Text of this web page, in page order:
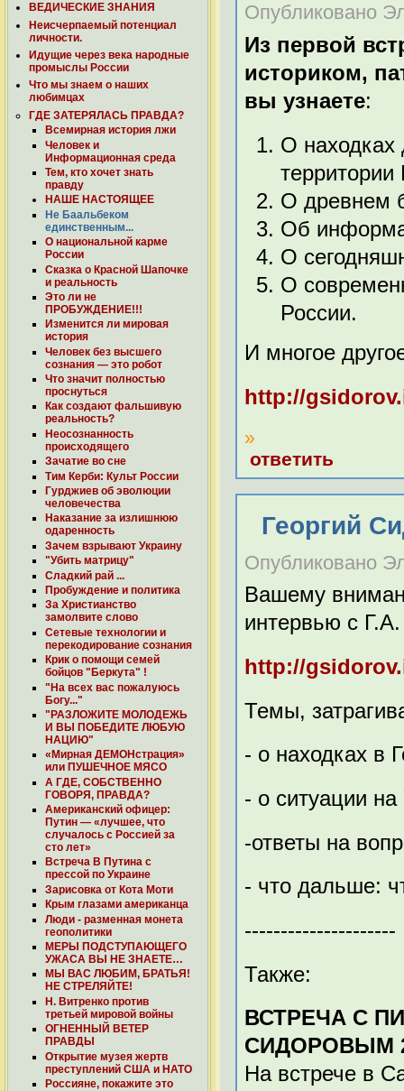
ВЕДИЧЕСКИЕ ЗНАНИЯ
Неисчерпаемый потенциал
личности.
Идущие через века народные
промыслы России
Что мы знаем о наших
любимцах
ГДЕ ЗАТЕРЯЛАСЬ ПРАВДА?
Всемирная история лжи
Человек и
Информационная среда
Тем, кто хочет знать
правду
НАШЕ НАСТОЯЩЕЕ
Не Баальбеком
единственным...
О национальной карме
России
Сказка о Красной Шапочке
и реальность
Это ли не
ПРОБУЖДЕНИЕ!!!
Изменится ли мировая
история
Человек без высшего
сознания — это робот
Что значит полностью
проснуться
Как создают фальшивую
реальность?
Неосознанность
происходящего
Зачатие во сне
Тим Керби: Культ России
Гурджиев об эволюции
человечества
Наказание за излишнюю
одаренность
Зачем взрывают Украину
"Убить матрицу"
Сладкий рай ...
Пробуждение и политика
За Христианство
замолвите слово
Сетевые технологии и
перекодирование cознания
Крик о помощи семей
бойцов "Беркута" !
"На всех вас пожалуюсь
Богу..."
"РАЗЛОЖИТЕ МОЛОДЕЖЬ
И ВЫ ПОБЕДИТЕ ЛЮБУЮ
НАЦИЮ"
«Мирная ДЕМОНстрация»
или ПУШЕЧНОЕ МЯСО
А ГДЕ, СОБСТВЕННО
ГОВОРЯ, ПРАВДА?
Американский офицер:
Путин — «лучшее, что
случалось с Россией за
сто лет»
Встреча В Путина с
прессой по Украине
Зарисовка от Кота Моти
Крым глазами американца
Люди - разменная монета
геополитики
МЕРЫ ПОДСТУПАЮЩЕГО
УЖАСА ВЫ НЕ ЗНАЕТЕ…
МЫ ВАС ЛЮБИМ, БРАТЬЯ!
НЕ СТРЕЛЯЙТЕ!
Н. Витренко против
третьей мировой войны
ОГНЕННЫЙ ВЕТЕР
ПРАВДЫ
Открытие музея жертв
преступлений США и НАТО
Россияне, покажите это
Опубликовано
Из первой
историком,
вы узнаете:
О находках
территории
О древнем
Об
О
О
России.
И многое
http://
»
ответить
Георгий
Опубликовано
Вашему
интервью с
http://
Темы,
- о находках в
- о ситуации на
-ответы на
- что дальше:
---------------------
Также:
ВСТРЕЧА С
СИДОРОВЫМ
На встрече в